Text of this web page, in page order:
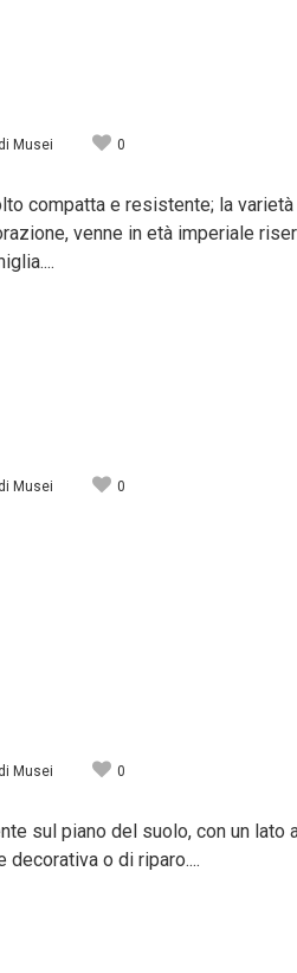
Musei 0
compatta e resistente; la
venne in età imperiale
Musei 0
Musei 0
sul piano del suolo, con un lato
o di riparo....